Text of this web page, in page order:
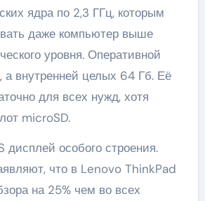
ядра по 2,3 ГГц, которым
даже компьютер выше
уровня. Оперативной
а внутренней целых 64 Гб. Её
для всех нужд, хотя
microSD.
особого строения.
что в Lenovo ThinkPad
на 25% чем во всех